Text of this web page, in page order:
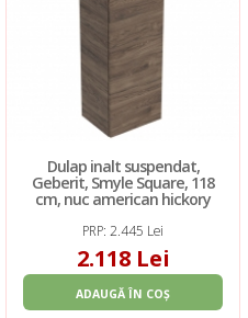
Dulap inalt suspendat,
Geberit, Smyle Square, 118
cm, nuc american hickory
PRP: 2.445 Lei
2.118 Lei
ADAUGĂ ÎN COȘ